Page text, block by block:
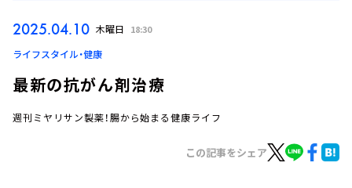
ログイン
2025.04.10 木曜日 18:30
ライフスタイル・健康
最新の抗がん剤治療
週刊ミヤリサン製薬！腸から始まる健康ライフ
この記事をシェア